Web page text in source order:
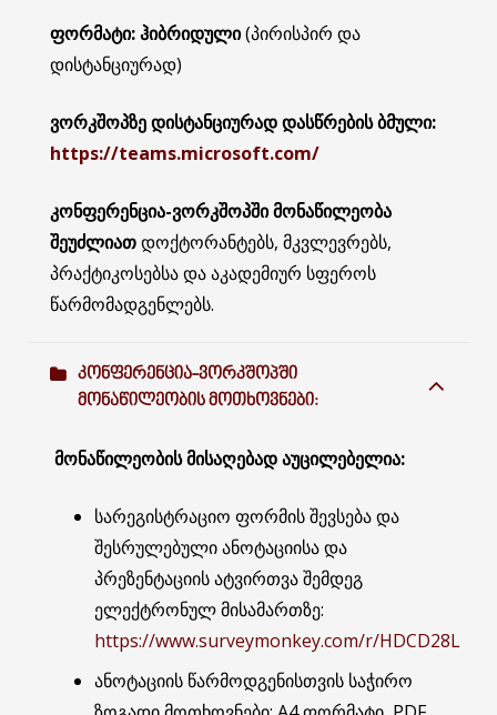
ფორმატი: ჰიბრიდული(პირისპირ და
დისტანციურად)
ვორკშოპზე დისტანციურად დასწრების ბმული:
https://teams.microsoft.com/
კონფერენცია-ვორკშოპშიმონაწილეობა
შეუძლიათდოქტორანტებს, მკვლევრებს,
პრაქტიკოსებსა და აკადემიურ სფეროს
წარმომადგენლებს.
ᲙᲝᲜᲤᲔᲠᲔᲜᲪᲘᲐ-ᲕᲝᲠᲙᲨᲝᲞᲨᲘ
ᲛᲝᲜᲐᲬᲘᲚᲔᲝᲑᲘᲡ ᲛᲝᲗᲮᲝᲕᲜᲔᲑᲘ:
მონაწილეობის მისაღებად აუცილებელია:
სარეგისტრაციო ფორმის შევსება და
შესრულებული ანოტაციისა და
პრეზენტაციის ატვირთვა შემდეგ
ელექტრონულ მისამართზე:
https://www.surveymonkey.com/r/HDCD28L
ანოტაციის წარმოდგენისთვის საჭირო